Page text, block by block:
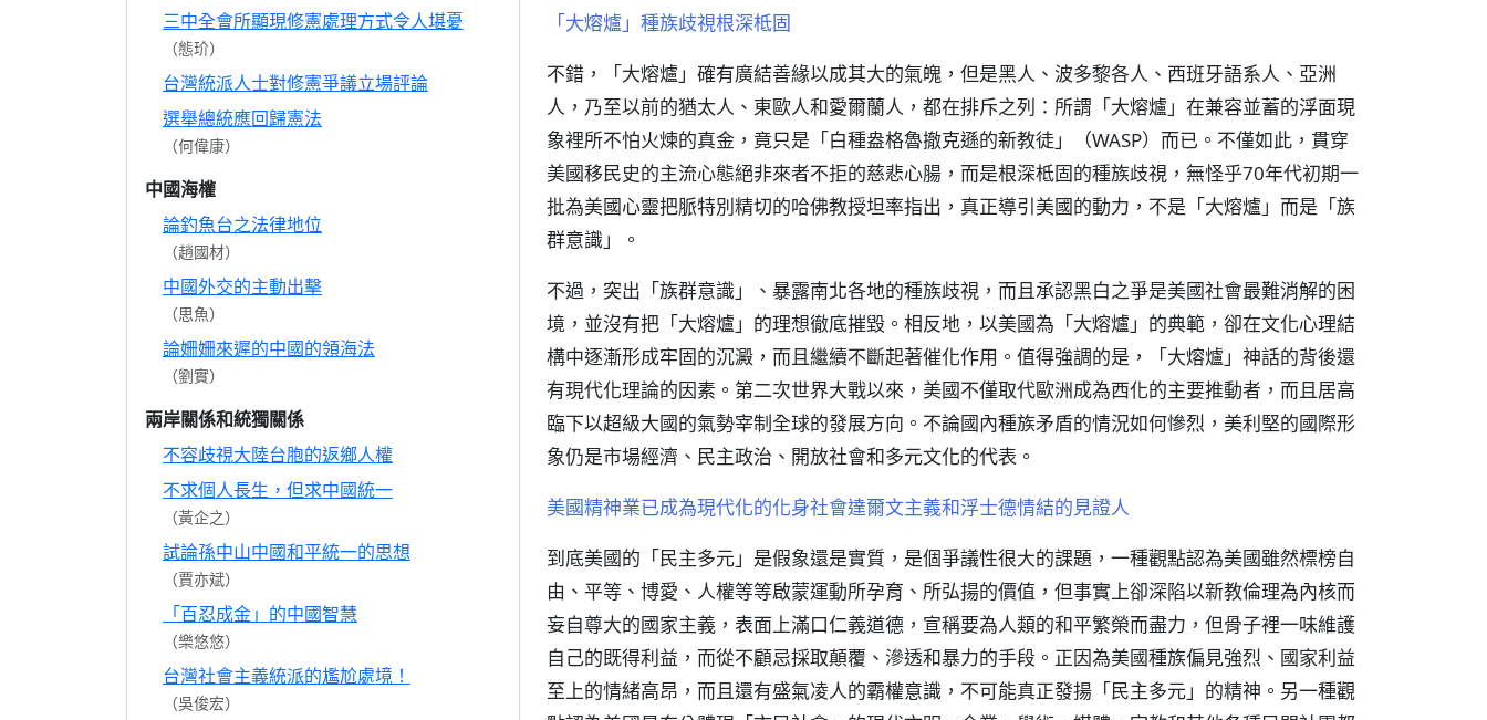
三中全會所顯現修憲處理方式令人堪憂
（態玠）
台灣統派人士對修憲爭議立場評論
選舉總統應回歸憲法
（何偉康）
中國海權
論釣魚台之法律地位
（趙國材）
中國外交的主動出擊
（思魚）
論姍姍來遲的中國的領海法
（劉實）
兩岸關係和統獨關係
不容歧視大陸台胞的返鄉人權
不求個人長生，但求中國統一
（黃企之）
試論孫中山中國和平統一的思想
（賈亦斌）
「百忍成金」的中國智慧
（樂悠悠）
台灣社會主義統派的尷尬處境！
（吳俊宏）
「大熔爐」種族歧視根深柢固
不錯，「大熔爐」確有廣結善緣以成其大的氣魄，但是黑人、波多黎各人、西班牙語系人、亞洲
人，乃至以前的猶太人、東歐人和愛爾蘭人，都在排斥之列：所謂「大熔爐」在兼容並蓄的浮面現
象裡所不怕火煉的真金，竟只是「白種盎格魯撤克遜的新教徒」（WASP）而已。不僅如此，貫穿
美國移民史的主流心態絕非來者不拒的慈悲心腸，而是根深柢固的種族歧視，無怪乎70年代初期一
批為美國心靈把脈特別精切的哈佛教授坦率指出，真正導引美國的動力，不是「大熔爐」而是「族
群意識」。
不過，突出「族群意識」、暴露南北各地的種族歧視，而且承認黑白之爭是美國社會最難消解的困
境，並沒有把「大熔爐」的理想徹底摧毀。相反地，以美國為「大熔爐」的典範，卻在文化心理結
構中逐漸形成牢固的沉澱，而且繼續不斷起著催化作用。值得強調的是，「大熔爐」神話的背後還
有現代化理論的因素。第二次世界大戰以來，美國不僅取代歐洲成為西化的主要推動者，而且居高
臨下以超級大國的氣勢宰制全球的發展方向。不論國內種族矛盾的情況如何慘烈，美利堅的國際形
象仍是市場經濟、民主政治、開放社會和多元文化的代表。
美國精神業已成為現代化的化身社會達爾文主義和浮士德情結的見證人
到底美國的「民主多元」是假象還是實質，是個爭議性很大的課題，一種觀點認為美國雖然標榜自
由、平等、博愛、人權等等啟蒙運動所孕育、所弘揚的價值，但事實上卻深陷以新教倫理為內核而
妄自尊大的國家主義，表面上滿口仁義道德，宣稱要為人類的和平繁榮而盡力，但骨子裡一味維護
自己的既得利益，而從不顧忌採取顛覆、滲透和暴力的手段。正因為美國種族偏見強烈、國家利益
至上的情緒高昂，而且還有盛氣凌人的霸權意識，不可能真正發揚「民主多元」的精神。另一種觀